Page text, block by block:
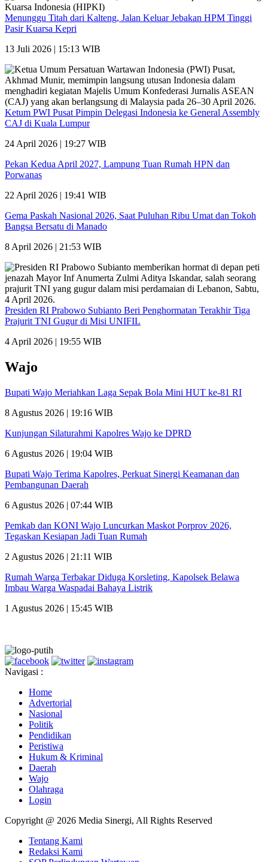
Menunggu Titah dari Kalteng, Jalan Keluar Jebakan HPM Tinggi
Pasir Kuarsa Kepri
13 Juli 2026 | 15:13 WIB
Ketum PWI Pusat Pimpin Delegasi Indonesia ke General Assembly
CAJ di Kuala Lumpur
24 April 2026 | 19:27 WIB
Pekan Kedua April 2027, Lampung Tuan Rumah HPN dan
Porwanas
22 April 2026 | 19:41 WIB
Gema Paskah Nasional 2026, Saat Puluhan Ribu Umat dan Tokoh
Bangsa Bersatu di Manado
8 April 2026 | 21:53 WIB
Presiden RI Prabowo Subianto Beri Penghormatan Terakhir Tiga
Prajurit TNI Gugur di Misi UNIFIL
4 April 2026 | 19:55 WIB
Wajo
Bupati Wajo Meriahkan Laga Sepak Bola Mini HUT ke-81 RI
8 Agustus 2026 | 19:16 WIB
Kunjungan Silaturahmi Kapolres Wajo ke DPRD
6 Agustus 2026 | 19:04 WIB
Bupati Wajo Terima Kapolres, Perkuat Sinergi Keamanan dan
Pembangunan Daerah
6 Agustus 2026 | 07:44 WIB
Pemkab dan KONI Wajo Luncurkan Maskot Porprov 2026,
Tegaskan Kesiapan Jadi Tuan Rumah
2 Agustus 2026 | 21:11 WIB
Rumah Warga Terbakar Diduga Korsleting, Kapolsek Belawa
Imbau Warga Waspadai Bahaya Listrik
1 Agustus 2026 | 15:45 WIB
Navigasi :
Home
Advertorial
Nasional
Politik
Pendidikan
Peristiwa
Hukum & Kriminal
Daerah
Wajo
Olahraga
Login
Copyright @ 2026 Media Sinergi, All Rights Reserved
Tentang Kami
Redaksi Kami